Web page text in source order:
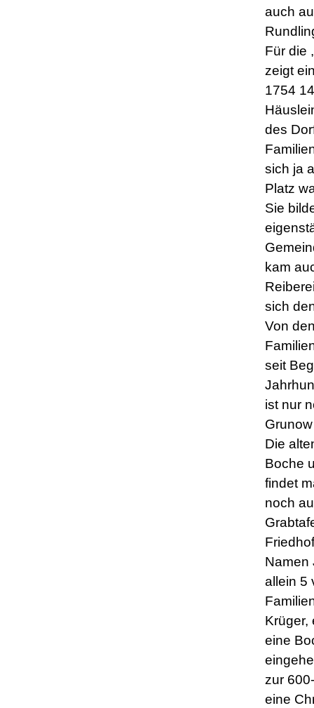
auch
Für die
zeigt
1754
des
sich ja
Platz
Sie
kam
sich
Von
seit
ist nur
Die
Boche
findet
noch
Namen
allein 5
Krüger,
eine
zur
eine